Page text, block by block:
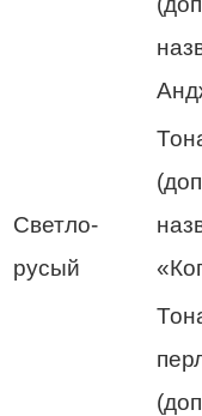
Светло-
русый